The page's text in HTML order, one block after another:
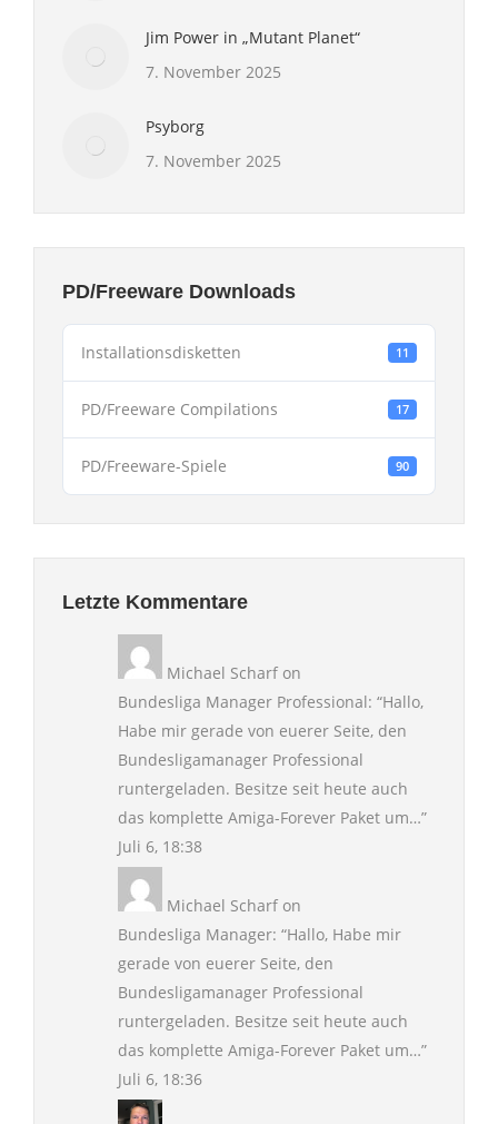
Jim Power in „Mutant Planet“
7. November 2025
Psyborg
7. November 2025
PD/Freeware Downloads
Installationsdisketten 11
PD/Freeware Compilations 17
PD/Freeware-Spiele 90
Letzte Kommentare
Michael Scharf on
Bundesliga Manager Professional: “Hallo,
Habe mir gerade von euerer Seite, den
Bundesligamanager Professional
runtergeladen. Besitze seit heute auch
das komplette Amiga-Forever Paket um…”
Juli 6, 18:38
Michael Scharf on
Bundesliga Manager: “Hallo, Habe mir
gerade von euerer Seite, den
Bundesligamanager Professional
runtergeladen. Besitze seit heute auch
das komplette Amiga-Forever Paket um…”
Juli 6, 18:36